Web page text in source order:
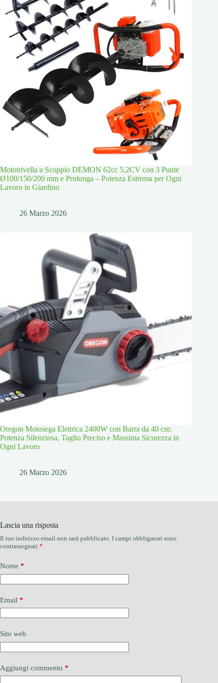
Mototrivella a Scoppio DEMON 62cc 5,2CV con 3 Punte
Ø100/150/200 mm e Prolunga – Potenza Estrema per Ogni
Lavoro in Giardino
26 Marzo 2026
Oregon Motosega Elettrica 2400W con Barra da 40 cm:
Potenza Silenziosa, Taglio Preciso e Massima Sicurezza in
Ogni Lavoro
26 Marzo 2026
Lascia una risposta
Il tuo indirizzo email non sarà pubblicato. I campi obbligatori sono
contrassegnati *
Nome *
Email *
Sito web
Aggiungi commento *